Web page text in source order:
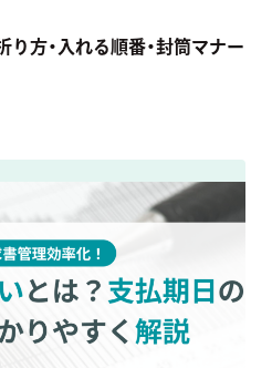
方・入れる順番・封筒マナー